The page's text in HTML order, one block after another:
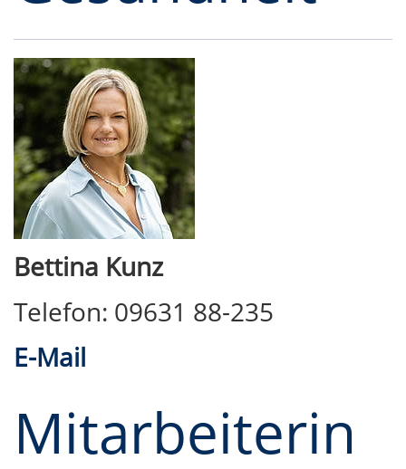
Bettina Kunz
Telefon: 09631 88-235
E-Mail
Mitarbeiterin